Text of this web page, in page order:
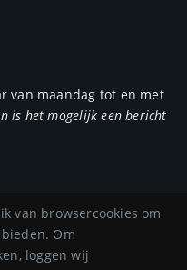
van browsercookies om
Om
loggen wij
van maandag tot en met
is het mogelijk een bericht
onlinemedium.nu